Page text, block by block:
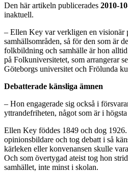
Den här artikeln publicerades 2010-
inaktuell.
– Ellen Key var verkligen en visionär
samhällsområden, så för den som är
folkbildning och samhälle är hon
på Folkuniversitetet, som arrangerar
Göteborgs universitet och Frölunda
Debatterade känsliga ämnen
– Hon engagerade sig också i
yttrandefriheten, något som är i
Ellen Key föddes 1849 och dog
opinionsbildare och tog debatt i så
kärleken eller konvenansen skulle
Och som övertygad ateist tog hon
samhället, inte minst i skolan.